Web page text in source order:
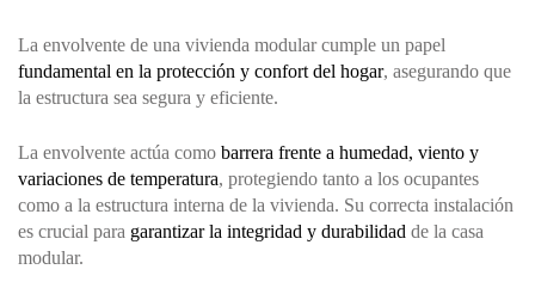
La envolvente de una vivienda modular cumple un papel
fundamental en la protección y confort del hogar, asegurando que
la estructura sea segura y eficiente.
La envolvente actúa como barrera frente a humedad, viento y
variaciones de temperatura, protegiendo tanto a los ocupantes
como a la estructura interna de la vivienda. Su correcta instalación
es crucial para garantizar la integridad y durabilidad de la casa
modular.